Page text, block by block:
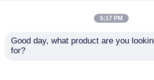
भारी डंप ट्रक
शैकमैन एक्स3000 टपर
5:17 PM
Good day, what product are you
for?